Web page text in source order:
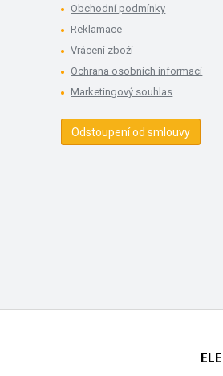
Obchodní podmínky
Reklamace
Vrácení zboží
Ochrana osobních informací
Marketingový souhlas
Odstoupení od smlouvy